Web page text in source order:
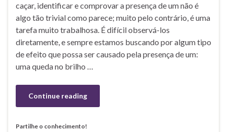
caçar, identificar e comprovar a presença de um não é
algo tão trivial como parece; muito pelo contrário, é uma
tarefa muito trabalhosa. É difícil observá-los
diretamente, e sempre estamos buscando por algum tipo
de efeito que possa ser causado pela presença de um:
uma queda no brilho …
Continue reading
Partilhe o conhecimento!